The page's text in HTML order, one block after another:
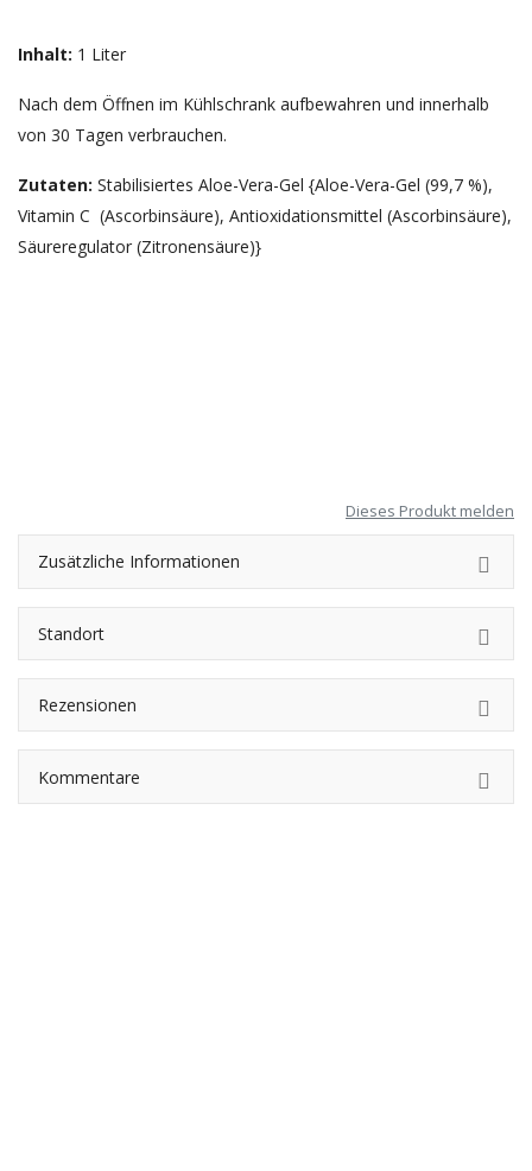
Inhalt: 1 Liter
Nach dem Öffnen im Kühlschrank aufbewahren und innerhalb
von 30 Tagen verbrauchen.
Zutaten: Stabilisiertes Aloe-Vera-Gel {Aloe-Vera-Gel (99,7 %),
Vitamin C (Ascorbinsäure), Antioxidationsmittel (Ascorbinsäure),
Säureregulator (Zitronensäure)}
Dieses Produkt melden
Zusätzliche Informationen
Standort
Rezensionen
Kommentare